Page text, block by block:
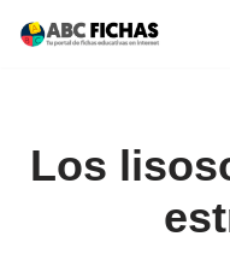
Los